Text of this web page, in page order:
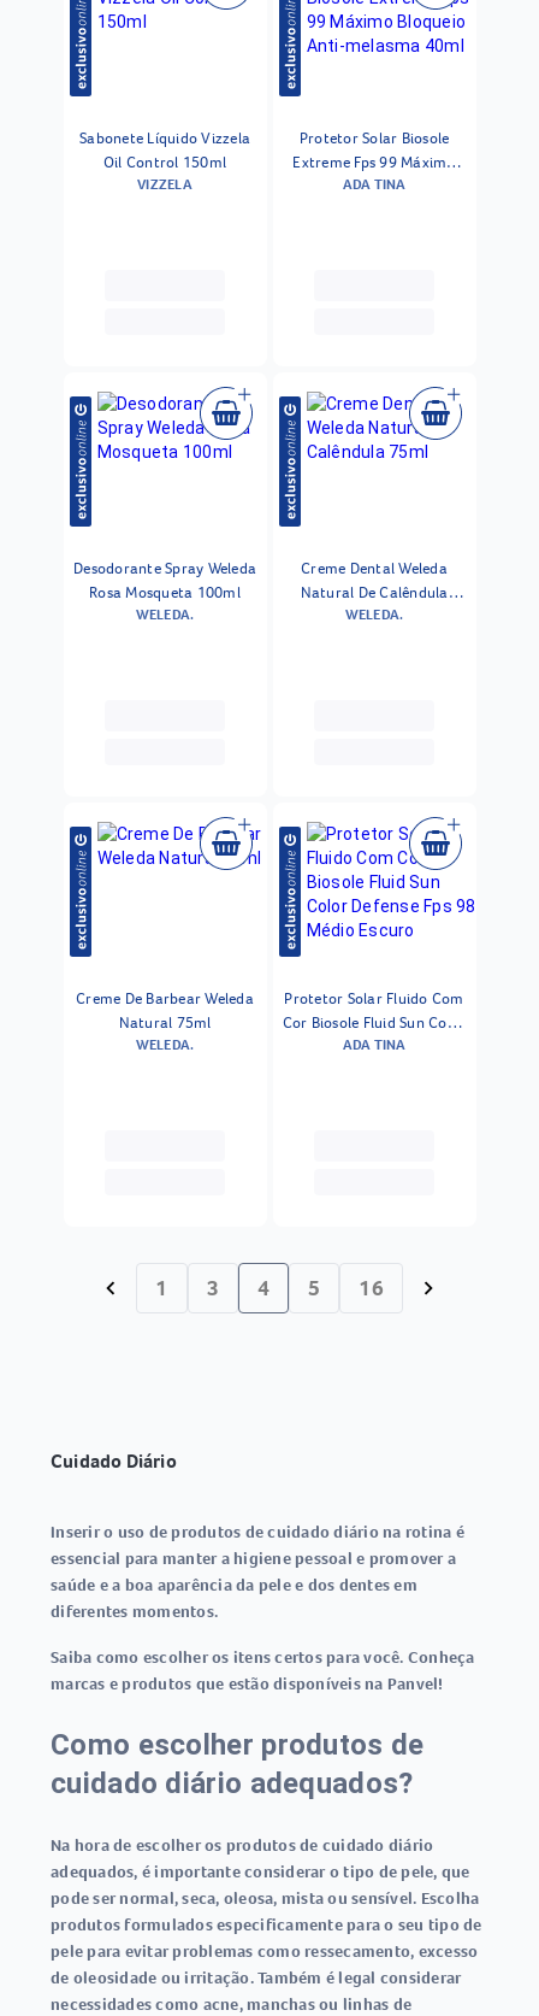
Sabonete Líquido Vizzela
Oil Control 150ml
VIZZELA
Protetor Solar Biosole
Extreme Fps 99 Máximo
Bloqueio Anti-melasma
ADA TINA
Desodorante Spray Weleda
Rosa Mosqueta 100ml
WELEDA.
Creme Dental Weleda
Natural De Calêndula
75ml
WELEDA.
Creme De Barbear Weleda
Natural 75ml
WELEDA.
Protetor Solar Fluido Com
Cor Biosole Fluid Sun Color
Defense Fps 98 Médio
ADA TINA
chevron_left 1 3 4 5 16 chevron_right
Cuidado Diário
Inserir o uso de produtos de cuidado diário na rotina é
essencial para manter a higiene pessoal e promover a
saúde e a boa aparência da pele e dos dentes em
diferentes momentos.
Saiba como escolher os itens certos para você. Conheça
marcas e produtos que estão disponíveis na Panvel!
Como escolher produtos de
cuidado diário adequados?
Na hora de escolher os produtos de cuidado diário
adequados, é importante considerar o tipo de pele, que
pode ser normal, seca, oleosa, mista ou sensível. Escolha
produtos formulados especificamente para o seu tipo de
pele para evitar problemas como ressecamento, excesso
de oleosidade ou irritação. Também é legal considerar
necessidades como acne, manchas ou linhas de